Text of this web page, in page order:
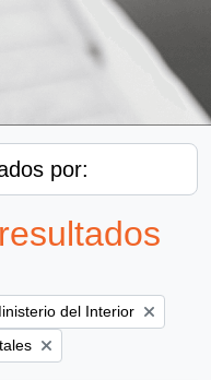
por:
filter:
del Interior